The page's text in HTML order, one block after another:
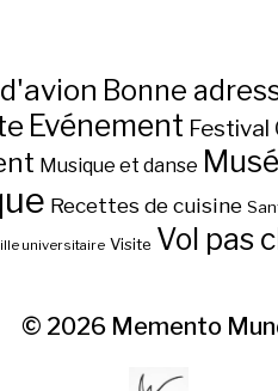
Bonne
Evénement Festival
Musique et danse
Recettes de cuisine
universitaire Visite Vol pas
© 2026 Memento